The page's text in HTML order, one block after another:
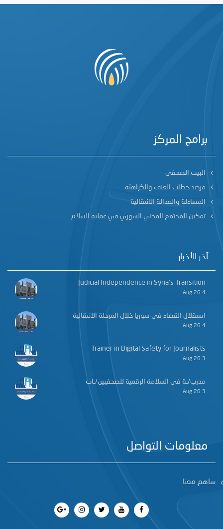
برامج المركز
البيت الصحفي
مرصد خطاب العنف والكراهيّة
المساءلة والعدالة الانتقالية
تمكين المجتمع المدني السوري في عملية السلام
آخر الأخبار
Judicial Independence in Syria’s Transition
4 Aug 26
استقلال القضاء في سوريا خلال المرحلة الانتقالية
4 Aug 26
Trainer in Digital Safety for Journalists
3 Aug 26
مدرب/ـة في السلامة الرقمية للصحفيين/ـات
3 Aug 26
معلومات التواصل
ساهم معنا